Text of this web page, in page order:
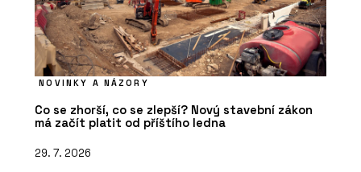
NOVINKY A NÁZORY
Co se zhorší, co se zlepší? Nový stavební zákon
má začít platit od příštího ledna
29. 7. 2026